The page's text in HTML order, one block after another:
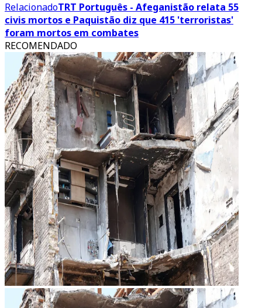
RelacionadoTRT Português - Afeganistão relata 55
civis mortos e Paquistão diz que 415 'terroristas'
foram mortos em combates
RECOMENDADO